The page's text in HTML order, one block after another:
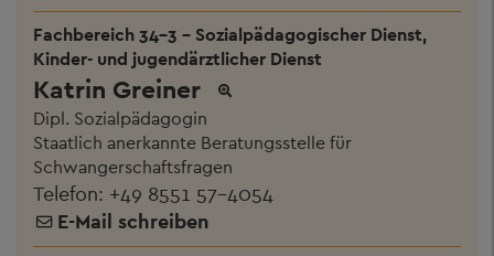
Fachbereich 34-3 - Sozialpädagogischer Dienst,
Kinder- und jugendärztlicher Dienst
Katrin Greiner
Dipl. Sozialpädagogin
Staatlich anerkannte Beratungsstelle für
Schwangerschaftsfragen
Telefon: +49 8551 57-4054
E-Mail schreiben